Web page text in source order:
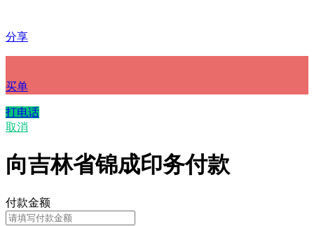
分享
买单
打电话
取消
向吉林省锦成印务付款
付款金额